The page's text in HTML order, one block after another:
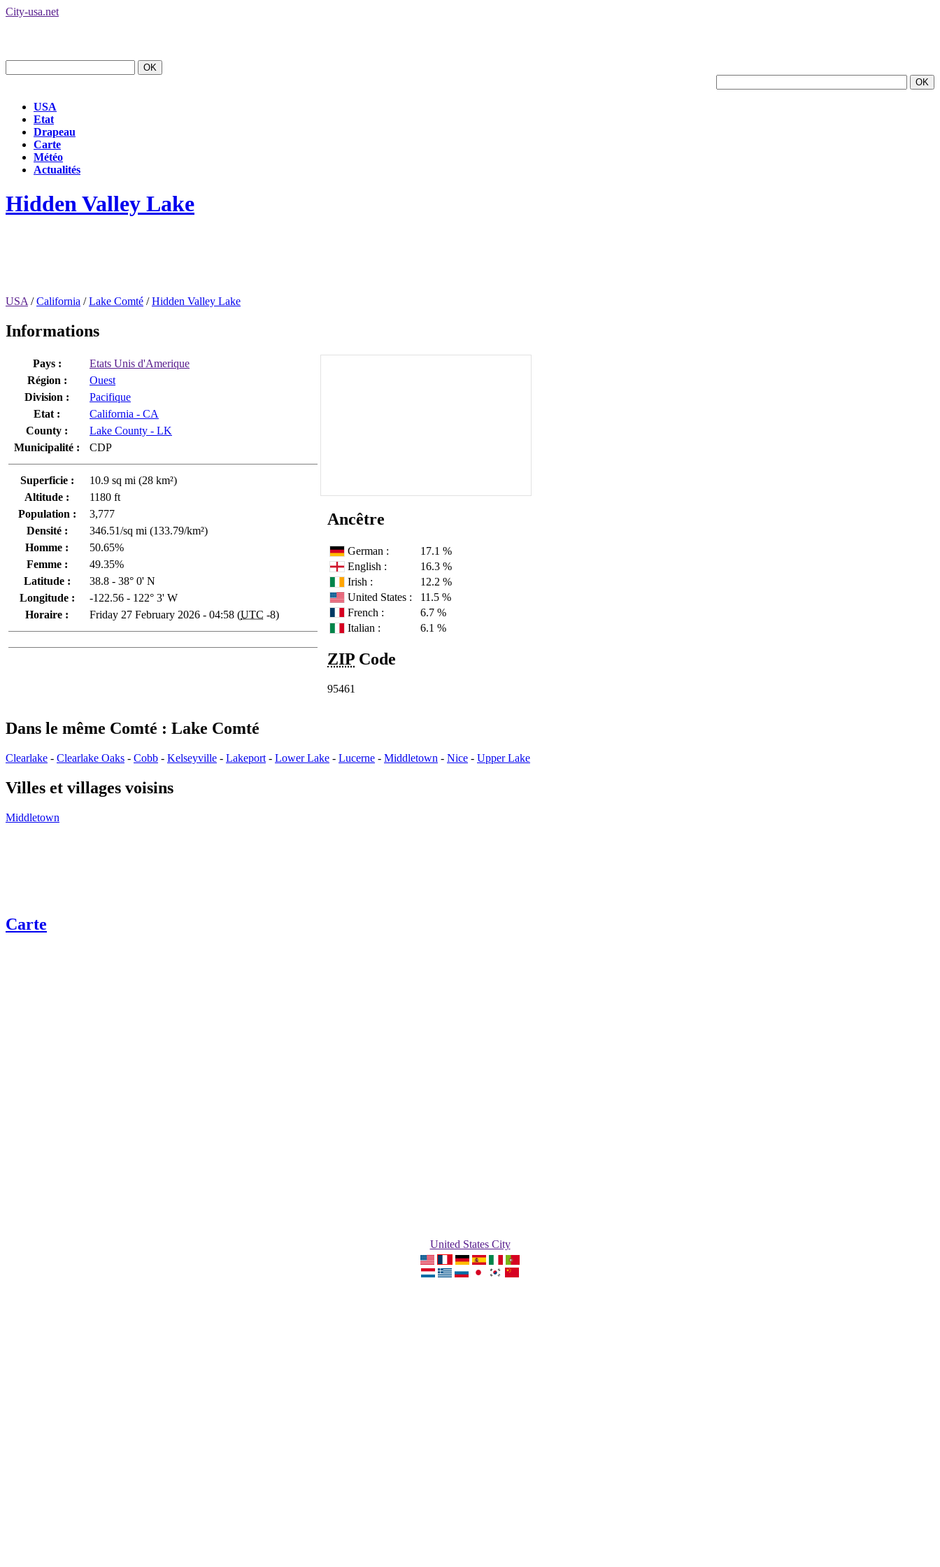
City-usa.net
USA
Etat
Drapeau
Carte
Météo
Actualités
Hidden Valley Lake
USA /California /Lake Comté /Hidden Valley Lake
Informations
Pays :
Etats Unis d'Amerique
Région :
Ouest
Division :
Pacifique
Etat :
California - CA
County :
Lake County - LK
Municipalité :
CDP
Superficie :
10.9 sq mi (28 km²)
Altitude :
1180 ft
Population :
3,777
Densité :
346.51/sq mi (133.79/km²)
Homme :
50.65%
Femme :
49.35%
Latitude :
38.8 - 38° 0' N
Longitude :
-122.56 - 122° 3' W
Horaire :
Friday 27 February 2026 - 04:58 (UTC -8)
Ancêtre
German :
17.1 %
English :
16.3 %
Irish :
12.2 %
United States :
11.5 %
French :
6.7 %
Italian :
6.1 %
ZIP Code
95461
Dans le même Comté : Lake Comté
Clearlake - Clearlake Oaks - Cobb - Kelseyville - Lakeport - Lower Lake - Lucerne - Middletown - Nice - Upper Lake
Villes et villages voisins
Middletown
Carte
United States City